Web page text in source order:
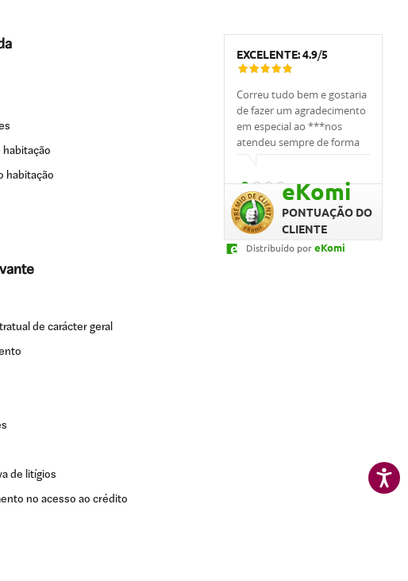
habitação
de carácter geral
de litígios
no acesso ao crédito
EXCELENTE:4.9/5
Correu tudo bem e gostaria
de fazer um agradecimento
em especial ao ***nos
atendeu sempre de forma
graças
eKomi
PONTUAÇÃO DO
CLIENTE
Distribuído por eKomi